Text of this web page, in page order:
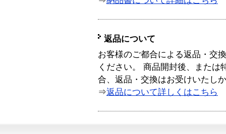
返品について
お客様のご都合による返品・交
ください。 商品開封後、または
合、返品・交換はお受けいたし
⇒返品について詳しくはこちら